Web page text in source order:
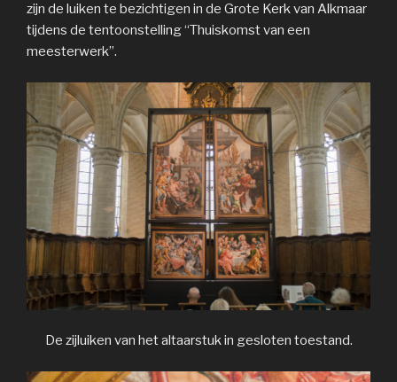
zijn de luiken te bezichtigen in de Grote Kerk van Alkmaar
tijdens de tentoonstelling “Thuiskomst van een
meesterwerk”.
De zijluiken van het altaarstuk in gesloten toestand.